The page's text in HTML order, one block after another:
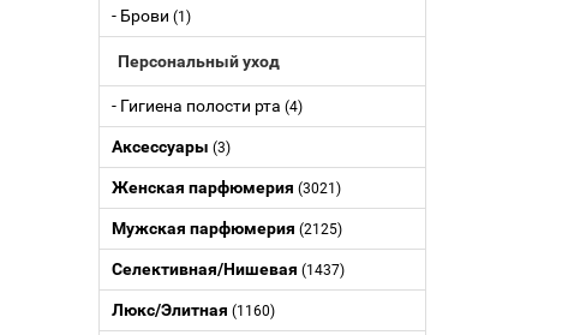
- Брови(1)
Персональный уход
- Гигиена полости рта(4)
Аксессуары (3)
Женская парфюмерия (3021)
Мужская парфюмерия (2125)
Селективная/Нишевая (1437)
Люкс/Элитная (1160)